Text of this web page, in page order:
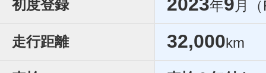
初度登録 年 月
走行距離 32,000km